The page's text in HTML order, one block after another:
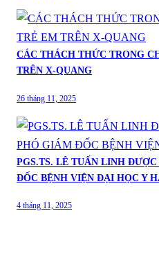
CÁC THÁCH THỨC TRONG
TRÊN X-QUANG
26 tháng 11, 2025
PGS.TS. LÊ TUẤN LINH
ĐỐC BỆNH VIỆN ĐẠI HỌC Y
4 tháng 11, 2025